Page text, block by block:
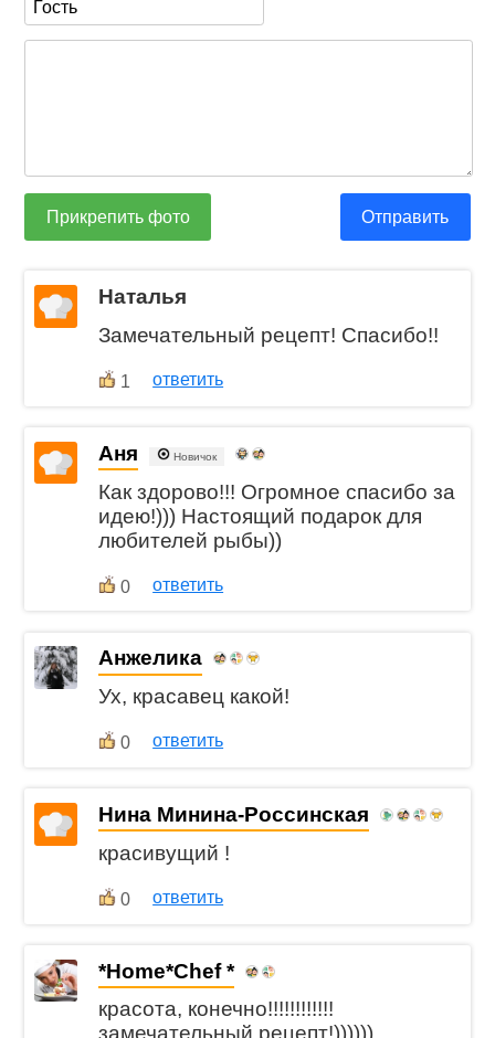
Прикрепить фото Отправить
Наталья
Замечательный рецепт! Спасибо!!
1 ответить
Аня Новичок
Как здорово!!! Огромное спасибо за
идею!))) Настоящий подарок для
любителей рыбы))
0 ответить
Анжелика
Ух, красавец какой!
0 ответить
Нина Минина-Россинская
красивущий !
0 ответить
*Home*Chef *
красота, конечно!!!!!!!!!!!!